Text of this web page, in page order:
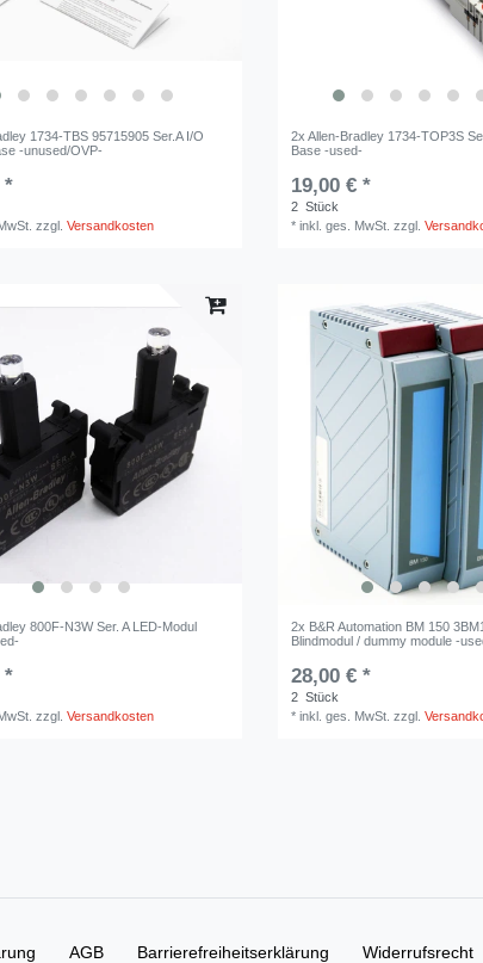
1734-TBS 95715905 Ser.A I/O
-unused/OVP-
*
zzgl.Versandkosten
2x Allen-Bradley 1734-TOP3S
Base -used-
19,00 € *
2 Stück
*inkl. ges. MwSt. zzgl.
800F-N3W Ser. A LED-Modul
*
zzgl.Versandkosten
2x B&R Automation BM 150
Blindmodul / dummy module -
28,00 € *
2 Stück
*inkl. ges. MwSt. zzgl.
AGB Barrierefreiheitserklärung Widerrufs­recht